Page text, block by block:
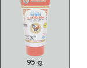
95 g.